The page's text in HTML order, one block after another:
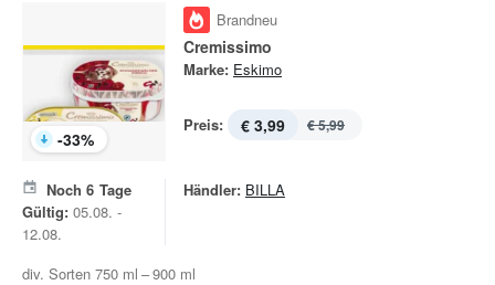
-33%
Brandneu
Cremissimo
Marke: Eskimo
Preis: € 3,99 € 5,99
Noch 6 Tage
Gültig: 05.08. -
12.08.
Händler: BILLA
div. Sorten 750 ml – 900 ml